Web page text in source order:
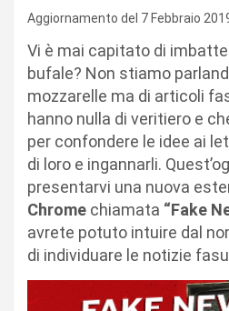
Aggiornamento del 7 Febbraio
Vi è mai capitato di
bufale? Non stiamo
mozzarelle ma di articoli
hanno nulla di veritiero e
per confondere le idee ai
di loro e ingannarli.
presentarvi una nuova
Chrome chiamata “Fake
avrete potuto intuire dal
di individuare le notizie